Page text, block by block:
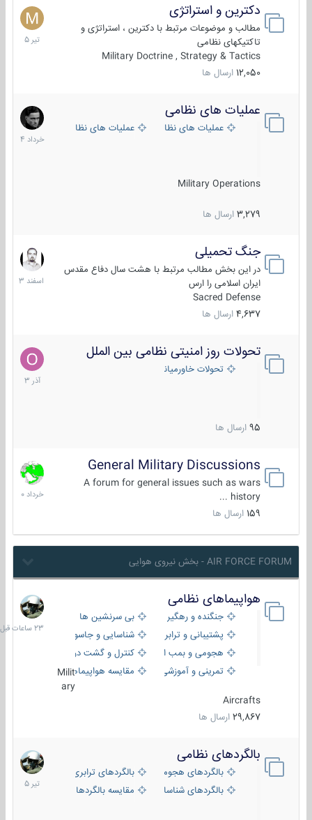
دکترین و استراتژی
مطالب و موضوعات مرتبط با دکترین ، استراتژی و
تاکتیکهای نظامی
Military Doctrine , Strategy & Tactics
12,050 ارسال ها
27
تیر
1405
عملیات های نظامی
عملیات های نظامی ایرانعملیات های نظامی خارجی
Military Operations
3,279 ارسال ها
5
خرداد
1404
جنگ تحمیلی
در این بخش مطالب مرتبط با هشت سال دفاع مقدس
ایران اسلامی را ارس
Sacred Defense
4,637 ارسال ها
20
اسفند
1403
تحولات روز امنیتی نظامی بین الملل
تحولات خاورمیانه
95 ارسال ها
21
آذر
1403
General Military Discussions
A forum for general issues such as wars
history ...
159 ارسال ها
10
خرداد
1400
AIR FORCE FORUM - بخش نیروی هوایی
هواپیماهای نظامی
جنگنده و رهگیر
بی سرنشین ها
پشتیبانی و ترابری
شناسایی و جاسوسی
هجومی و بمب افکن
کنترل و گشت دریایی
تمرینی و آموزشی
مقایسه هواپیماهاMilit
ary
Aircrafts
29,867 ارسال ها
23
ساعات
قبل
بالگردهای نظامی
بالگردهای هجومی
بالگردهای ترابری
بالگردهای شناسایی
مقایسه بالگردها
22
تیر
1405